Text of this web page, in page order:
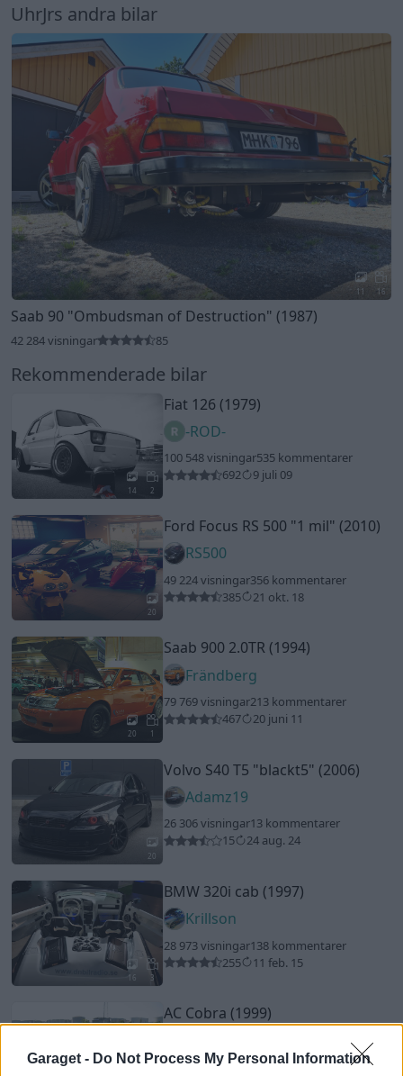
Garaget - Do Not Process My Personal Information
UhrJrs andra bilar
11 16
Saab 90 "Ombudsman of Destruction" (1987)
42 284 visningar 85
Rekommenderade bilar
14 2
Fiat 126 (1979)
-ROD-
100 548 visningar535 kommentarer
692
9 juli 09
20
Ford Focus RS 500 "1 mil" (2010)
RS500
49 224 visningar356 kommentarer
385
21 okt. 18
20 1
Saab 900 2.0TR (1994)
Frändberg
79 769 visningar213 kommentarer
467
20 juni 11
20
Volvo S40 T5 "blackt5" (2006)
Adamz19
26 306 visningar13 kommentarer
15
24 aug. 24
16 3
BMW 320i cab (1997)
Krillson
28 973 visningar138 kommentarer
255
11 feb. 15
AC Cobra (1999)
33 048 visningar169 kommentarer